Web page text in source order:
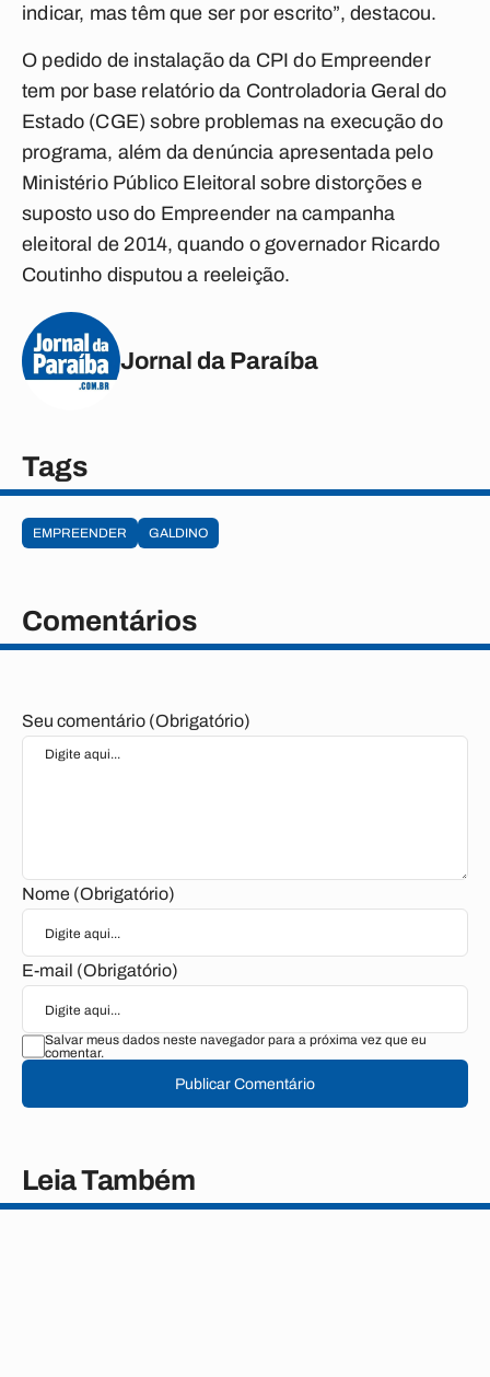
indicar, mas têm que ser por escrito”, destacou.
O pedido de instalação da CPI do Empreender
tem por base relatório da Controladoria Geral do
Estado (CGE) sobre problemas na execução do
programa, além da denúncia apresentada pelo
Ministério Público Eleitoral sobre distorções e
suposto uso do Empreender na campanha
eleitoral de 2014, quando o governador Ricardo
Coutinho disputou a reeleição.
Jornal da Paraíba
Tags
EMPREENDER GALDINO
Comentários
Seu comentário (Obrigatório)
Nome (Obrigatório)
E-mail (Obrigatório)
Salvar meus dados neste navegador para a próxima vez que eu
comentar.
Publicar Comentário
Leia Também